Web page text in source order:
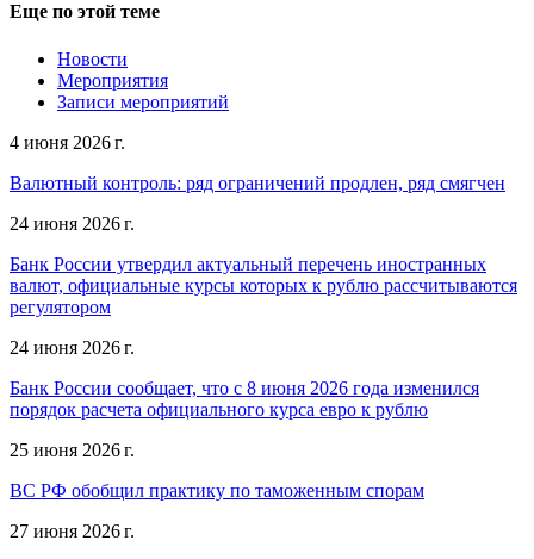
Еще по этой теме
Новости
Мероприятия
Записи мероприятий
4 июня 2026 г.
Валютный контроль: ряд ограничений продлен, ряд смягчен
24 июня 2026 г.
Банк России утвердил актуальный перечень иностранных
валют, официальные курсы которых к рублю рассчитываются
регулятором
24 июня 2026 г.
Банк России сообщает, что с 8 июня 2026 года изменился
порядок расчета официального курса евро к рублю
25 июня 2026 г.
ВС РФ обобщил практику по таможенным спорам
27 июня 2026 г.